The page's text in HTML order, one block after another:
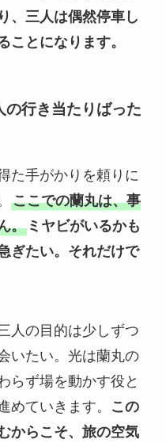
、三人は偶然停車し
ことになります。
行き当たりばった
た手がかりを頼りに
ここでの蘭丸は、事
。ミヤビがいるかも
ぎたい。 それだけで
人の目的は少しずつ
いたい。光は蘭丸の
らず場を動かす役と
めていきます。
この
からこそ、旅の空気